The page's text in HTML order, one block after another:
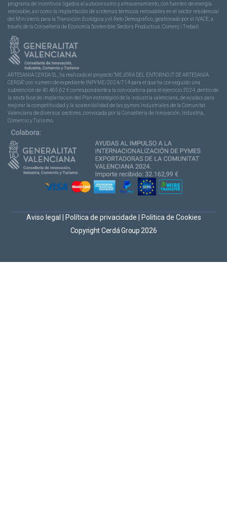
programa de incentivos ligados al autoconsumo y almacenamiento, con fuentes de energía
renovable, así como la implantación de sistemas térmicos renovables en el sector residencial
del Ministerio para la Transición Ecológica y el Reto Demográfico, gestionado por el IVACE, a
través de la Consellería de Economía Sostenible, Sectors Productius, Comerç i Treball.
ARTESANIA CERDA SL, ha realizado el proyecto “MEJORA DEL ENTORNO IT DE ARTESANÍA
CERDÁ” con número de expediente INPYME/2024/714 para el que ha conseguido una
subvención de 40.465,62 € correspondiente a la convocatoria para el ejercicio 2024, dentro de
la sexta fase de implantación del Plan estratégico de la industria valenciana, de ayudas para
mejorar la competitividad y la sostenibilidad de las pymes industriales de la Comunitat
Valenciana de diversos sectores, convocada por la Conselleria de Innovación, Industria,
Comercio y Turismo.
Copyright Cerdá Group 2026
Aviso legal Política de privacidade Politica de Cookies